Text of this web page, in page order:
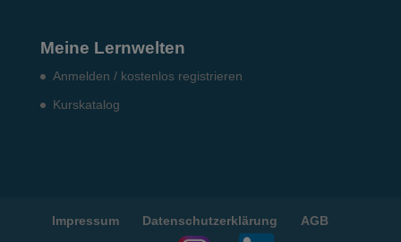
Meine Lernwelten
Anmelden / kostenlos registrieren
Kurskatalog
Impressum Datenschutzerklärung AGB